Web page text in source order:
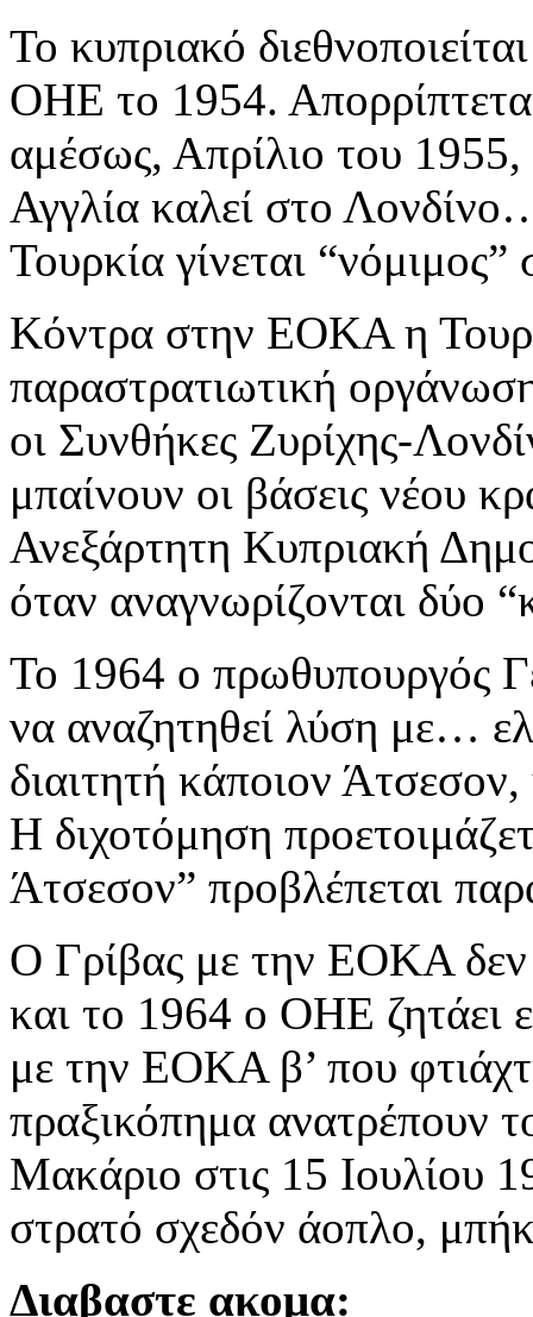
Το κυπριακό
ΟΗΕ το 1954.
αμέσως, Απρίλιο του
Αγγλία καλεί στο
Τουρκία γίνεται “νόμιμος”
Κόντρα στην ΕΟΚΑ η
παραστρατιωτική
οι Συνθήκες Ζυρίχης-
μπαίνουν οι βάσεις νέου
Ανεξάρτητη Κυπριακή
όταν αναγνωρίζονται δύο
Το 1964 ο πρωθυπουργός
να αναζητηθεί λύση με…
διαιτητή κάποιον
Η διχοτόμηση
Άτσεσον” προβλέπεται
Ο Γρίβας με την ΕΟΚΑ δεν
και το 1964 ο ΟΗΕ ζητάει
με την ΕΟΚΑ β’ που
πραξικόπημα ανατρέπουν
Μακάριο στις 15 Ιουλίου
στρατό σχεδόν άοπλο,
Διαβαστε ακομα: